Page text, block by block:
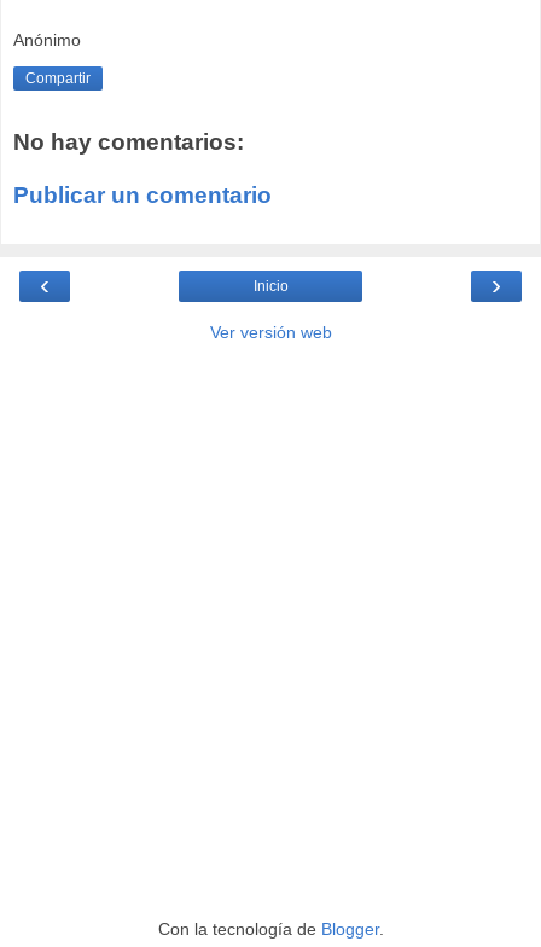
Anónimo
Compartir
No hay comentarios:
Publicar un comentario
‹ ›
Inicio
Ver versión web
Con la tecnología de Blogger.